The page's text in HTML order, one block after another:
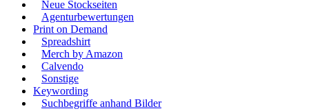
Neue Stockseiten
Agenturbewertungen
Print on Demand
Spreadshirt
Merch by Amazon
Calvendo
Sonstige
Keywording
Suchbegriffe anhand Bilder